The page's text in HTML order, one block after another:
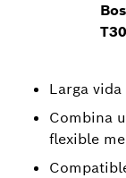
Larga
Combina
flexible